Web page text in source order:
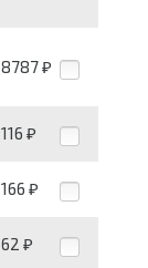
8787 ₽
116 ₽
166 ₽
62 ₽